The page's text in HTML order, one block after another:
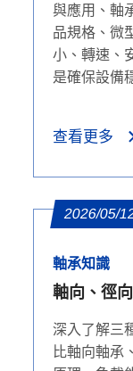
與應用、軸
品規格、微
小、轉速、
是確保設備
查看更多
2026/05/
軸承知識
軸向、徑
深入了解三
比軸向軸承